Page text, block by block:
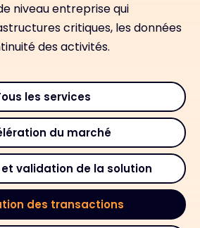
niveau entreprise qui
critiques, les données
des activités.
les services
du marché
validation de la solution
des transactions